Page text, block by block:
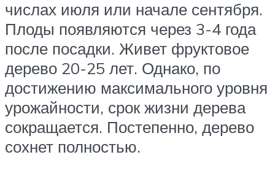
числах июля или начале сентября.
Плоды появляются через 3-4 года
после посадки. Живет фруктовое
дерево 20-25 лет. Однако, по
достижению максимального уровня
урожайности, срок жизни дерева
сокращается. Постепенно, дерево
сохнет полностью.